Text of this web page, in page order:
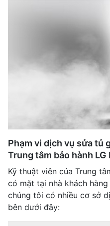
Phạm vi dịch vụ sửa tủ
Trung tâm bảo hành LG
Kỹ thuật viên của Trung
có mặt tại nhà khách
chúng tôi có nhiều cơ sở
bên dưới đây: